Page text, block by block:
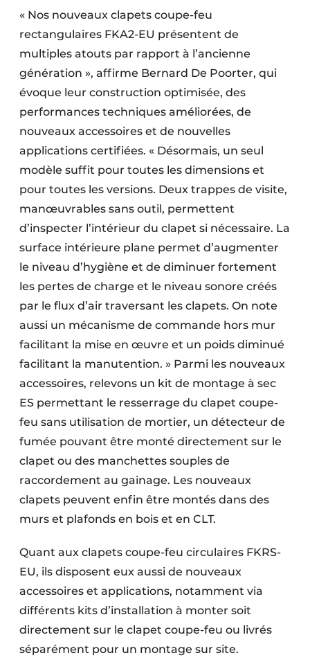
« Nos nouveaux clapets coupe-feu
rectangulaires FKA2-EU présentent de
multiples atouts par rapport à l’ancienne
génération », affirme Bernard De Poorter, qui
évoque leur construction optimisée, des
performances techniques améliorées, de
nouveaux accessoires et de nouvelles
applications certifiées. « Désormais, un seul
modèle suffit pour toutes les dimensions et
pour toutes les versions. Deux trappes de visite,
manœuvrables sans outil, permettent
d’inspecter l’intérieur du clapet si nécessaire. La
surface intérieure plane permet d’augmenter
le niveau d’hygiène et de diminuer fortement
les pertes de charge et le niveau sonore créés
par le flux d’air traversant les clapets. On note
aussi un mécanisme de commande hors mur
facilitant la mise en œuvre et un poids diminué
facilitant la manutention. » Parmi les nouveaux
accessoires, relevons un kit de montage à sec
ES permettant le resserrage du clapet coupe-
feu sans utilisation de mortier, un détecteur de
fumée pouvant être monté directement sur le
clapet ou des manchettes souples de
raccordement au gainage. Les nouveaux
clapets peuvent enfin être montés dans des
murs et plafonds en bois et en CLT.
Quant aux clapets coupe-feu circulaires FKRS-
EU, ils disposent eux aussi de nouveaux
accessoires et applications, notamment via
différents kits d’installation à monter soit
directement sur le clapet coupe-feu ou livrés
séparément pour un montage sur site.